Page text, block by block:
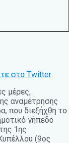
στο Twitter
μέρες,
αναμέτρησης
που διεξήχθη το
γήπεδο
1ης
(9ος